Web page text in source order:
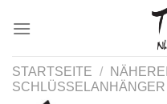
STARTSEITE / NÄHEREI
SCHLÜSSELANHÄNGER